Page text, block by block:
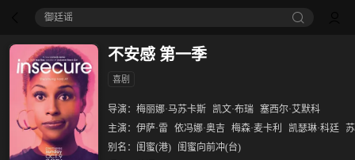
御廷谣‎
不安感 第一季
喜剧
导演： 梅丽娜·马苏卡斯 凯文·布瑞 塞西尔·艾默科
主演： 伊萨·雷 依冯娜·奥吉 梅森·麦卡利 凯瑟琳·科廷
别名： 闺蜜(港)
闺蜜向前冲(台)